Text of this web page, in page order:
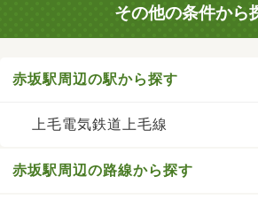
その他の条件から
赤坂駅周辺の駅から探す
上毛電気鉄道上毛線
赤坂駅周辺の路線から探す